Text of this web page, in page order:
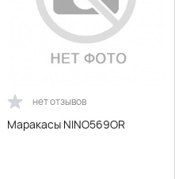
нет отзывов
Маракасы NINO569OR